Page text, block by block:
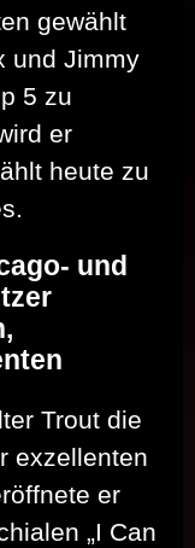
gewählt
und Jimmy
5 zu
er
heute zu
und
Trout die
exzellenten
er
„I Can